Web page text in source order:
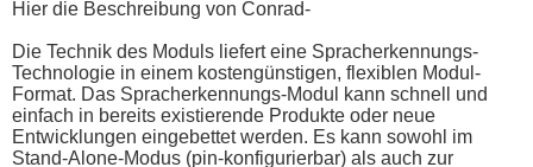
print "Increment pointer<K> <L> Decrement pointer"
print "Clear current p. <M> <N> Swap curr. pointer"
print "Restore curr. p. <O>
Delete curr. entry"
print "Delete all words <Q> <R> Power down !RESET!"
print "NEAR <S> <T> FAR"
print "QUIET <U> <V> AUTOMOTIVE"
print "Speech (PWM) aus <W> <X> Speech (PWM) ein"
Hier die Beschreibung von Conrad-
Die Technik des Moduls liefert eine Spracherkennungs-
Technologie in einem kostengünstigen, flexiblen Modul-
Format. Das Spracherkennungs-Modul kann schnell und
einfach in bereits existierende Produkte oder neue
Entwicklungen eingebettet werden. Es kann sowohl im
Stand-Alone-Modus (pin-konfigurierbar) als auch zur